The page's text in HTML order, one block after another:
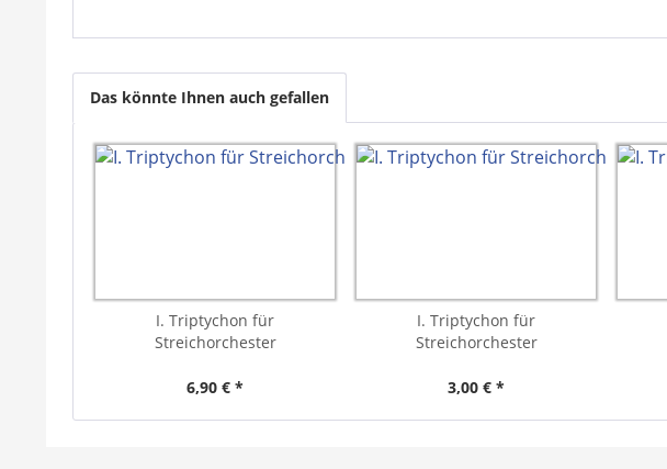
Das könnte Ihnen auch gefallen
I. Triptychon für
Streichorchester
6,90 € *
I. Triptychon für
Streichorchester
3,00 € *